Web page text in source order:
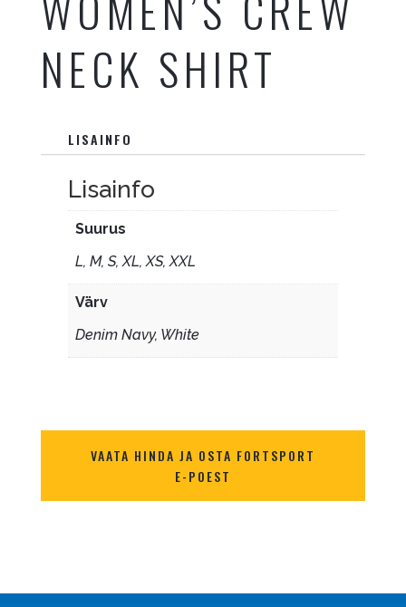
NECK SHIRT
LISAINFO
Lisainfo
Suurus
L, M, S, XL, XS, XXL
Värv
Denim Navy, White
VAATA HINDA JA OSTA FORTSPORT
E-POEST